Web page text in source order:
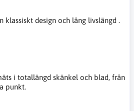
klassiskt design och lång livslängd .
i totallängd skänkel och blad, från
punkt.